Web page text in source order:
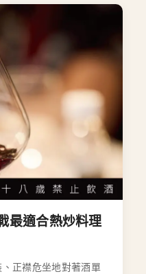
最適合熱炒料理
正襟危坐地對著酒單